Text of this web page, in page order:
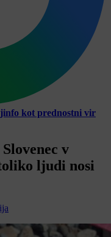
kot prednostni vir
v
ljudi nosi